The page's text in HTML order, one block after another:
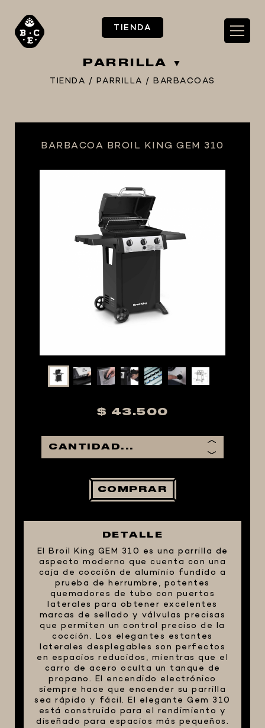
TIENDA
PARRILLA
TIENDA / PARRILLA /BARBACOAS
**PIZZA STORE**
TERMOMETROS PROFESIONALES
EQUIPOS ELÉCTRICOS
CARBONATACIÓN Y OXIGENACIÓN
FERMENTACIÓN Y MADURADO
COCCIÓN Y MEDICIÓN
ENVASADO
GROWLERS
MALTAS
HORNOS PORTÁTILES PIZZA
NAPOLETANA
MASA MADRE
HARINAS ITALIANAS
HARINAS ARGENTINAS
CAFETERAS Y AFINES
CAFÉ
PARRILLA
MERCHANDISING
BARBACOA BROIL KING GEM 310
$ 43.500
COMPRAR
DETALLE
El Broil King GEM 310 es una parrilla de
aspecto moderno que cuenta con una
caja de cocción de aluminio fundido a
prueba de herrumbre, potentes
quemadores de tubo con puertos
laterales para obtener excelentes
marcas de sellado y válvulas precisas
que permiten un control preciso de la
cocción. Los elegantes estantes
laterales desplegables son perfectos
en espacios reducidos, mientras que el
carro de acero oculta un tanque de
propano. El encendido electrónico
siempre hace que encender su parrilla
sea rápido y fácil. El elegante Gem 310
está construido para el rendimiento y
diseñado para espacios más pequeños.